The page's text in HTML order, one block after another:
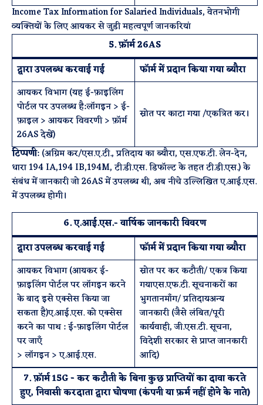
Income Tax Information for Salaried Individuals, वेतनभोगी
व्यक्तियों के लिए आयकर से जुडी महत्वपूर्ण जानकरियां
5. फ़ॉर्म 26AS
द्वारा उपलब्ध करवाई गई
फॉर्म में प्रदान किया गया ब्यौरा
आयकर विभाग (यह ई-फ़ाइलिंग
पोर्टल पर उपलब्ध है:लॉगइन > ई-
फ़ाइल > आयकर विवरणी > फ़ॉर्म
26AS देखें)
स्रोत पर काटा गया /एकत्रित कर।
टिप्पणी: (अग्रिम कर/एस.ए.टी., प्रतिदाय का ब्यौरा, एस.एफ.टी. लेन-देन,
धारा 194 IA,194 IB,194M, टी.डी.एस. डिफॉल्ट के तहत टी.डी.एस.) के
संबंध में जानकारी जो 26AS में उपलब्ध थी, अब नीचे उल्लिखित ए.आई.एस.
में उपलब्ध होगी।
6. ए.आई.एस.- वार्षिक जानकारी विवरण
द्वारा उपलब्ध करवाई गई
फॉर्म में प्रदान किया गया ब्यौरा
आयकर विभाग (आयकर ई-
फ़ाइलिंग पोर्टल पर लॉगइन करने
के बाद इसे एक्सेस किया जा
सकता है)ए.आई.एस. को एक्सेस
करने का पाथ : ई-फ़ाइलिंग पोर्टल
पर जाएँ
> लॉगइन > ए.आई.एस.
स्रोत पर कर कटौती/ एकत्र किया
गयाएस.एफ.टी. सूचनाकरों का
भुगतानमाँग/ प्रतिदायअन्य
जानकारी (जैसे लंबित/पूरी
कार्यवाही, जी.एस.टी. सूचना,
विदेशी सरकार से प्राप्त जानकारी
आदि)
7. फ़ॉर्म 15G - कर कटौती के बिना कुछ प्राप्तियों का दावा करते
हुए, निवासी करदाता द्वारा घोषणा (कंपनी या फ़र्म नहीं होने के नाते)